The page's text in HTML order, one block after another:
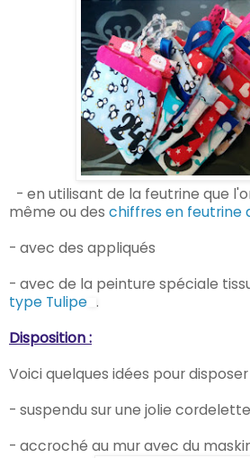
- en utilisant de la feutrine que
même ou des chiffres en feutrine
- avec des appliqués
- avec de la peinture spéciale
type Tulipe .
Disposition :
Voici quelques idées pour
- suspendu sur une jolie
- accroché au mur avec du